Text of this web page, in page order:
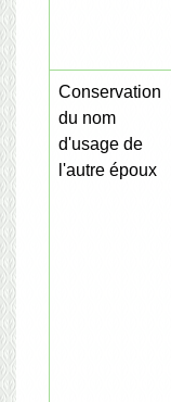
Conservation
du nom
d'usage de
l'autre époux